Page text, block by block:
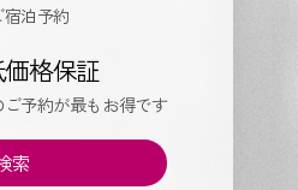
宿泊予約
格保証
予約が最もお得です
索